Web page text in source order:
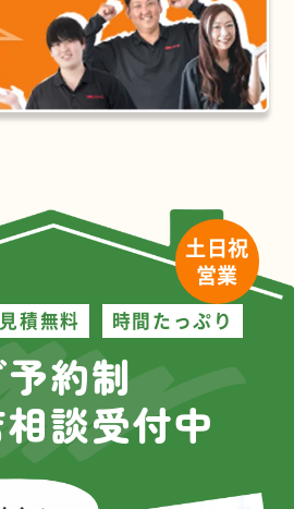
見積無料 時間たっぷり
予約制
談受付中
土日祝
営業